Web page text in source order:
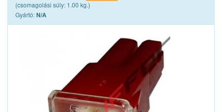
(csomagolási súly: 1.00 kg.)
Gyártó:N/A